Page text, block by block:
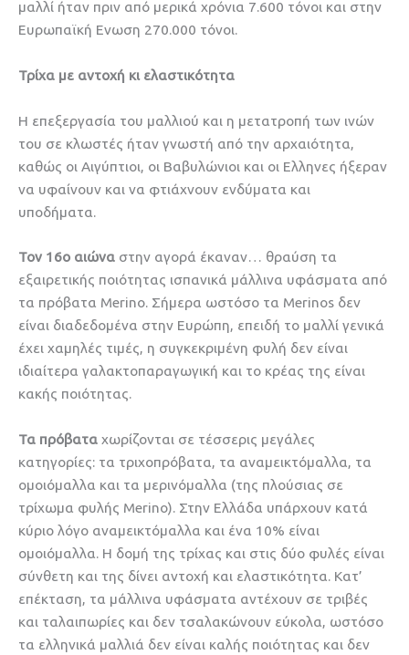
μαλλί ήταν πριν από μερικά χρόνια 7.600 τόνοι και στην
Ευρωπαϊκή Ενωση 270.000 τόνοι.
Τρίχα με αντοχή κι ελαστικότητα
Η επεξεργασία του μαλλιού και η μετατροπή των ινών
του σε κλωστές ήταν γνωστή από την αρχαιότητα,
καθώς οι Αιγύπτιοι, οι Βαβυλώνιοι και οι Ελληνες ήξεραν
να υφαίνουν και να φτιάχνουν ενδύματα και
υποδήματα.
Τον 16ο αιώνα στην αγορά έκαναν… θραύση τα
εξαιρετικής ποιότητας ισπανικά μάλλινα υφάσματα από
τα πρόβατα Merino. Σήμερα ωστόσο τα Merinos δεν
είναι διαδεδομένα στην Ευρώπη, επειδή το μαλλί γενικά
έχει χαμηλές τιμές, η συγκεκριμένη φυλή δεν είναι
ιδιαίτερα γαλακτοπαραγωγική και το κρέας της είναι
κακής ποιότητας.
Τα πρόβατα χωρίζονται σε τέσσερις μεγάλες
κατηγορίες: τα τριχοπρόβατα, τα αναμεικτόμαλλα, τα
ομοιόμαλλα και τα μερινόμαλλα (της πλούσιας σε
τρίχωμα φυλής Merino). Στην Ελλάδα υπάρχουν κατά
κύριο λόγο αναμεικτόμαλλα και ένα 10% είναι
ομοιόμαλλα. Η δομή της τρίχας και στις δύο φυλές είναι
σύνθετη και της δίνει αντοχή και ελαστικότητα. Κατ’
επέκταση, τα μάλλινα υφάσματα αντέχουν σε τριβές
και ταλαιπωρίες και δεν τσαλακώνουν εύκολα, ωστόσο
τα ελληνικά μαλλιά δεν είναι καλής ποιότητας και δεν